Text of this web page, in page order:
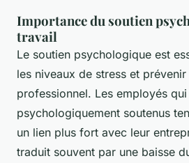
Importance du soutien
travail
Le soutien psychologique est
les niveaux de stress et prévenir
professionnel. Les employés
psychologiquement soutenus
un lien plus fort avec leur
traduit souvent par une baisse